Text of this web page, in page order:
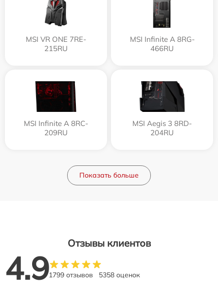
MSI VR ONE 7RE-
215RU
MSI Infinite A 8RG-
466RU
MSI Infinite A 8RC-
209RU
MSI Aegis 3 8RD-
204RU
Показать больше
Отзывы клиентов
4.91799 отзывов 5358 оценок